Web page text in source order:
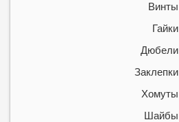
Винты
Гайки
Дюбели
Заклепки
Хомуты
Шайбы